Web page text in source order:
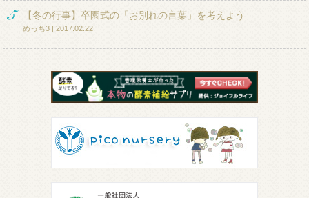
【冬の行事】卒園式の「お別れの言葉」を考えよう
めっち3 | 2017.02.22